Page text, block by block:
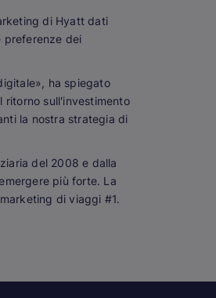
di Hyatt dati
preferenze dei
ha spiegato
ritorno sull'investimento
la nostra strategia di
del 2008 e dalla
più forte. La
di viaggi #1.